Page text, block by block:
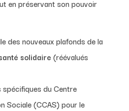
en préservant son pouvoir
des nouveaux plafonds de la
solidaire (réévalués
spécifiques du Centre
Sociale (CCAS) pour le